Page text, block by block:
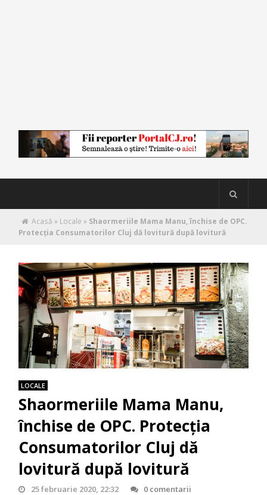
Acasă » Locale » Shaormeriile Mama Manu, închise de OPC.
Protecţia Consumatorilor Cluj dă lovitură după lovitură
LOCALE
Shaormeriile Mama Manu,
închise de OPC. Protecţia
Consumatorilor Cluj dă
lovitură după lovitură
25 februarie 2020, 22:32 0 comentarii